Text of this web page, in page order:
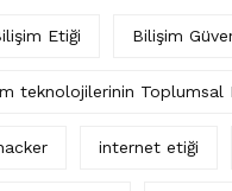
Etiği Bilişim
teknolojilerinin Toplumsal
internet etiği